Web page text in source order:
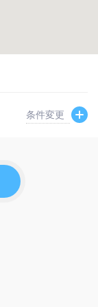
条件変更